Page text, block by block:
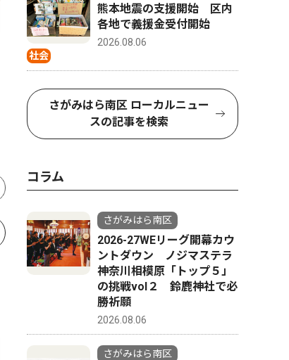
スポーツ トップニュース
さがみはら南区
白井選手 ７人目のＨＡ（ホー
ムタウンアスリート）に
「金メダルを相模原に」
バナナマ
店
社会
熊本地震の支援開始 区内
各地で義援金受付開始
2026.08.06
さがみはら南区 ローカルニュー
スの記事を検索
コラム
さがみはら南区
2026-27WEリーグ開幕カウ
ントダウン ノジマステラ
神奈川相模原「トップ５」
の挑戦vol２ 鈴鹿神社で必
勝祈願
2026.08.06
さがみはら南区